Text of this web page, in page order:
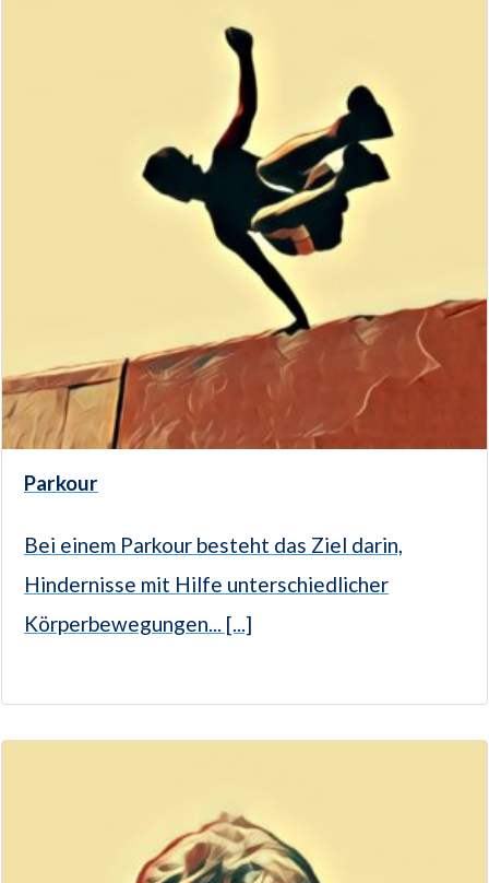
Parkour
Bei einem Parkour besteht das Ziel darin,
Hindernisse mit Hilfe unterschiedlicher
Körperbewegungen... [...]